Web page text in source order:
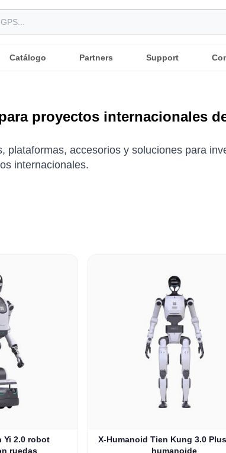
Catálogo Partners Support
proyectos internacionales
plataformas, accesorios y soluciones para
internacionales.
Yi 2.0 robot
ruedas
X-Humanoid Tien Kung 3.0
humanoide